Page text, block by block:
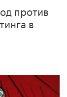
против
в